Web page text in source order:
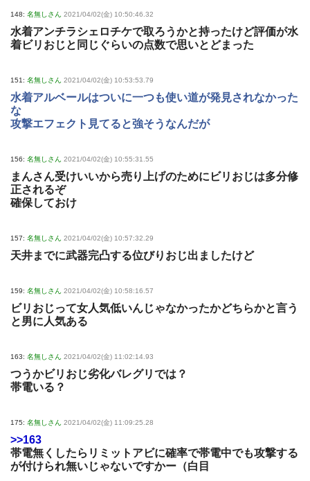
148: 名無しさん 2021/04/02(金) 10:50:46.32
水着アンチラシェロチケで取ろうかと持ったけど評価が水
着ビリおじと同じぐらいの点数で思いとどまった
151: 名無しさん 2021/04/02(金) 10:53:53.79
水着アルベールはついに一つも使い道が発見されなかった
な
攻撃エフェクト見てると強そうなんだが
156: 名無しさん 2021/04/02(金) 10:55:31.55
まんさん受けいいから売り上げのためにビリおじは多分修
正されるぞ
確保しておけ
157: 名無しさん 2021/04/02(金) 10:57:32.29
天井までに武器完凸する位びりおじ出ましたけど
159: 名無しさん 2021/04/02(金) 10:58:16.57
ビリおじって女人気低いんじゃなかったかどちらかと言う
と男に人気ある
163: 名無しさん 2021/04/02(金) 11:02:14.93
つうかビリおじ劣化バレグリでは？
帯電いる？
175: 名無しさん 2021/04/02(金) 11:09:25.28
>>163
帯電無くしたらリミットアビに確率で帯電中でも攻撃する
が付けられ無いじゃないですかー（白目